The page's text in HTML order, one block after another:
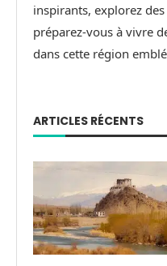
inspirants, explorez
préparez-vous à vivre
dans cette région
ARTICLES RÉCENTS